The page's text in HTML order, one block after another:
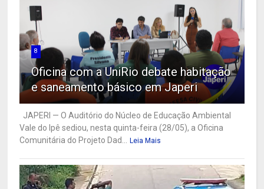
8
Oficina com a UniRio debate habitação
e saneamento básico em Japeri
JAPERI — O Auditório do Núcleo de Educação Ambiental
Vale do Ipê sediou, nesta quinta-feira (28/05), a Oficina
Comunitária do Projeto Dad...
Leia Mais